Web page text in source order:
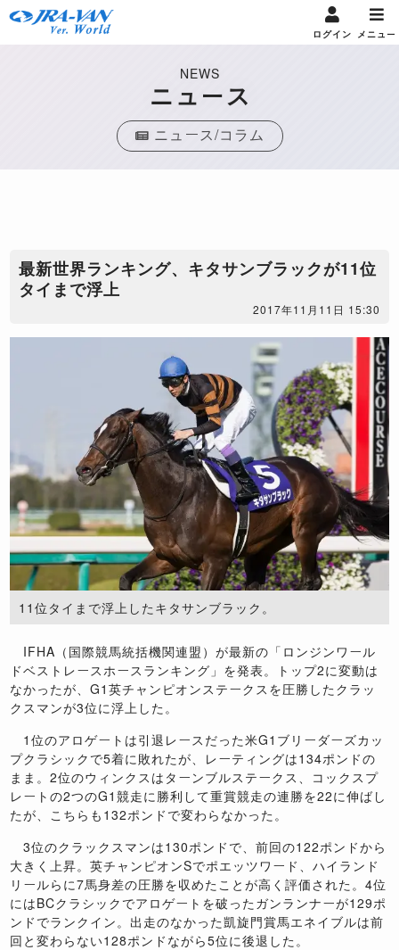
ログイン メニュー
NEWS
ニュース
ニュース/コラム
​最新世界ランキング、キタサンブラックが11位
タイまで浮上
2017年11月11日 15:30
11位タイまで浮上したキタサンブラック。
IFHA（国際競馬統括機関連盟）が最新の「ロンジンワール
ドベストレースホースランキング」を発表。トップ2に変動は
なかったが、G1英チャンピオンステークスを圧勝したクラッ
クスマンが3位に浮上した。
1位のアロゲートは引退レースだった米G1ブリーダーズカッ
プクラシックで5着に敗れたが、レーティングは134ポンドの
まま。2位のウィンクスはターンブルステークス、コックスプ
レートの2つのG1競走に勝利して重賞競走の連勝を22に伸ばし
たが、こちらも132ポンドで変わらなかった。
3位のクラックスマンは130ポンドで、前回の122ポンドから
大きく上昇。英チャンピオンSでポエッツワード、ハイランド
リールらに7馬身差の圧勝を収めたことが高く評価された。4位
にはBCクラシックでアロゲートを破ったガンランナーが129ポ
ンドでランクイン。出走のなかった凱旋門賞馬エネイブルは前
回と変わらない128ポンドながら5位に後退した。